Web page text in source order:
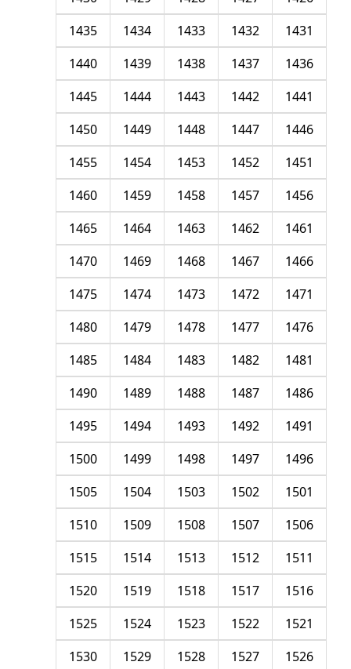
1431
1432
1433
1434
1435
1436
1437
1438
1439
1440
1441
1442
1443
1444
1445
1446
1447
1448
1449
1450
1451
1452
1453
1454
1455
1456
1457
1458
1459
1460
1461
1462
1463
1464
1465
1466
1467
1468
1469
1470
1471
1472
1473
1474
1475
1476
1477
1478
1479
1480
1481
1482
1483
1484
1485
1486
1487
1488
1489
1490
1491
1492
1493
1494
1495
1496
1497
1498
1499
1500
1501
1502
1503
1504
1505
1506
1507
1508
1509
1510
1511
1512
1513
1514
1515
1516
1517
1518
1519
1520
1521
1522
1523
1524
1525
1526
1527
1528
1529
1530